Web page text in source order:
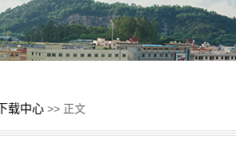
载中心 >> 正文